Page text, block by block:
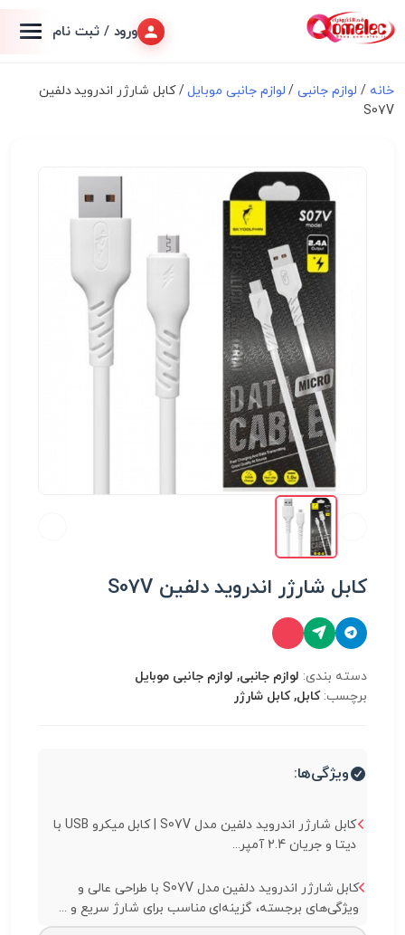
ورود / ثبت نام
خانه / لوازم جانبی/ لوازم جانبی موبایل/ کابل شارژر اندروید دلفین
S07V
کابل شارژر اندروید دلفین S07V
دسته بندی: لوازم جانبی, لوازم جانبی موبایل
برچسب: کابل, کابل شارژر
ویژگی‌ها:
کابل شارژر اندروید دلفین مدل S07V | کابل میکرو USB با
دیتا و جریان 2.4 آمپر...
کابل شارژر اندروید دلفین مدل S07V با طراحی عالی و
ویژگی‌های برجسته، گزینه‌ای مناسب برای شارژ سریع و ...